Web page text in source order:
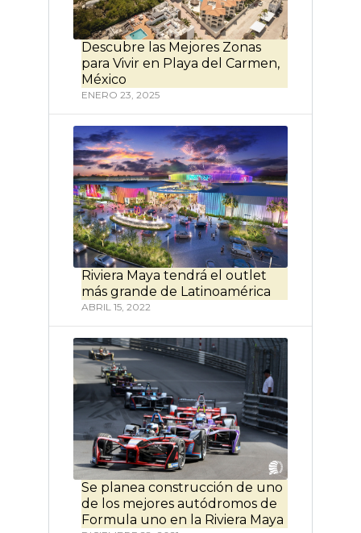
Descubre las Mejores Zonas
para Vivir en Playa del Carmen,
México
ENERO 23, 2025
Riviera Maya tendrá el outlet
más grande de Latinoamérica
ABRIL 15, 2022
Se planea construcción de uno
de los mejores autódromos de
Formula uno en la Riviera Maya